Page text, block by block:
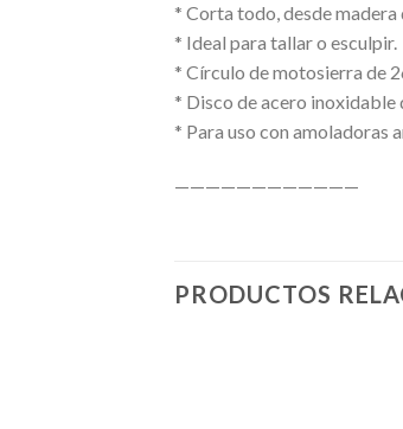
* Corta todo, desde
* Ideal para tallar o esculpir.
* Círculo de motosierra de
* Disco de acero inoxidable
* Para uso con amoladoras
————————————
PRODUCTOS